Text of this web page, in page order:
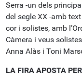
Serra -un dels
del segle XX -amb
cor i solistes, amb
Càmera i veus
Anna Alàs i Toni
LA FIRA APOSTA